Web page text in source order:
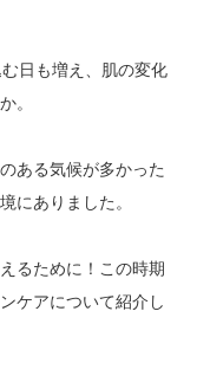
日も増え、肌の変化
。
ある気候が多かった
にありました。
るために！この時期
ケアについて紹介し